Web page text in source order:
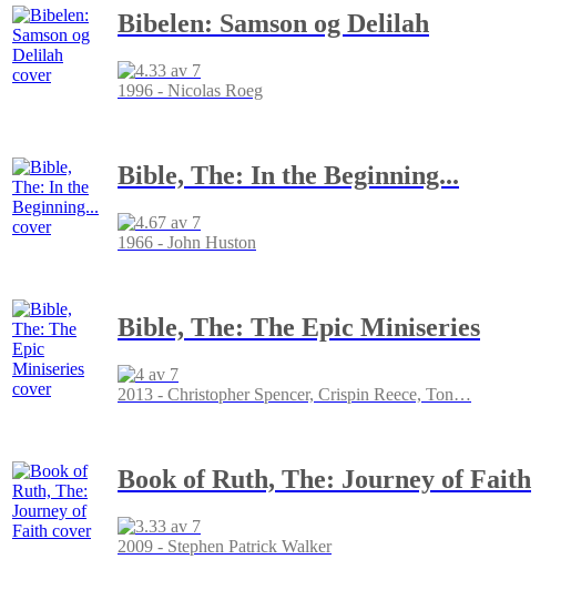
Bibelen: Samson og Delilah
1996 - Nicolas Roeg
Bible, The: In the Beginning...
1966 - John Huston
Bible, The: The Epic Miniseries
2013 - Christopher Spencer, Crispin Reece, Ton…
Book of Ruth, The: Journey of Faith
2009 - Stephen Patrick Walker